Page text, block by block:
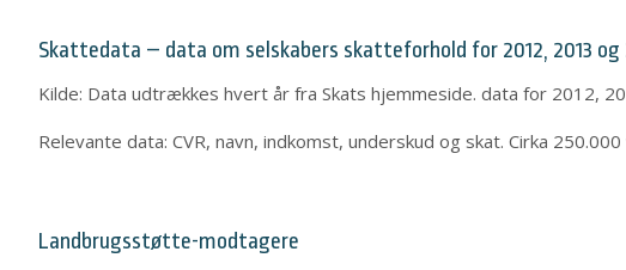
Skattedata – data om selskabers skatteforhold for 2012, 2013 og
Kilde: Data udtrækkes hvert år fra Skats hjemmeside. data for 2012,
Relevante data: CVR, navn, indkomst, underskud og skat. Cirka
Landbrugsstøtte-modtagere